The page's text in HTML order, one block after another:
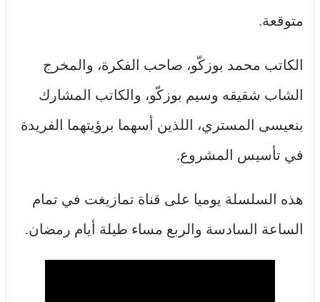
متوقعة.
الكاتب محمد بوزكّو، صاحب الفكرة، والمخرج
الشاب شقيقه وسيم بوزكّو، والكاتب المشارك
بنعيسى المستري، اللذين أسهما برؤيتهما الفريدة
في تأسيس المشروع.
هذه السلسلة يوميا على قناة تمازيغت في تمام
الساعة السادسة والربع مساء طيلة أيام رمضان.